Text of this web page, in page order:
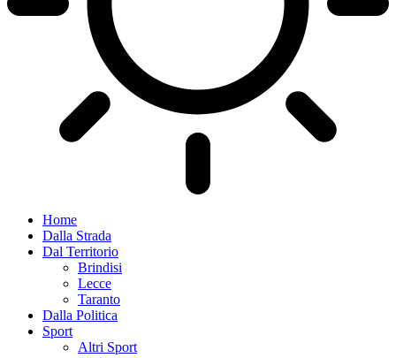
Home
Dalla Strada
Dal Territorio
Brindisi
Lecce
Taranto
Dalla Politica
Sport
Altri Sport